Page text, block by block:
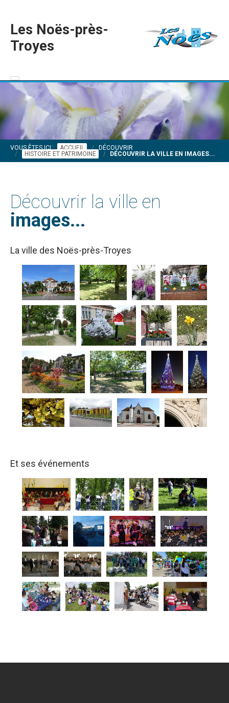
Les Noës-près-
Troyes
VOUS ÊTES ICI : ACCUEIL
DÉCOUVRIR
HISTOIRE ET PATRIMOINE
DÉCOUVRIR LA VILLE EN IMAGES...
Découvrir la ville en
images...
La ville des Noës-près-Troyes
Et ses événements